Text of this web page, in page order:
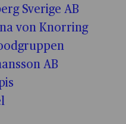
Sverige AB
von Knorring
AB